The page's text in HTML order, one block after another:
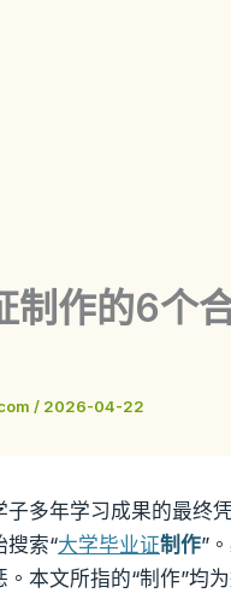
制作的6个
/ 2026-04-22
子多年学习成果的最终
搜索“大学毕业证制作”
。本文所指的“制作”均